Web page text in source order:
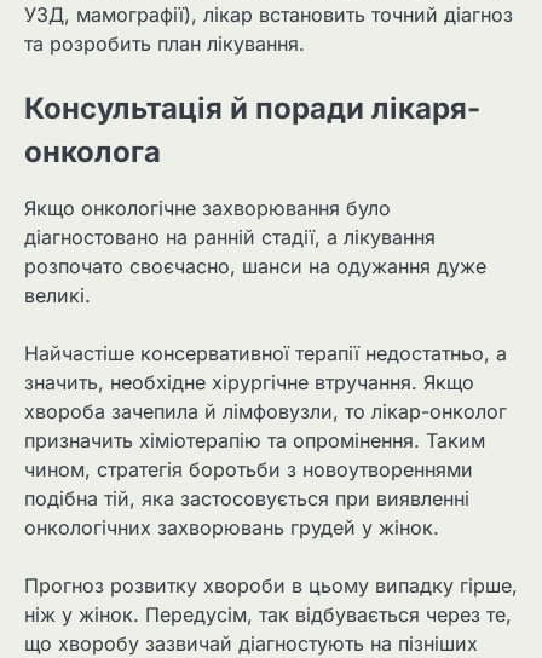
УЗД, мамографії), лікар встановить точний діагноз
та розробить план лікування.
Консультація й поради лікаря-
онколога
Якщо онкологічне захворювання було
діагностовано на ранній стадії, а лікування
розпочато своєчасно, шанси на одужання дуже
великі.
Найчастіше консервативної терапії недостатньо, а
значить, необхідне хірургічне втручання. Якщо
хвороба зачепила й лімфовузли, то лікар-онколог
призначить хіміотерапію та опромінення. Таким
чином, стратегія боротьби з новоутвореннями
подібна тій, яка застосовується при виявленні
онкологічних захворювань грудей у жінок.
Прогноз розвитку хвороби в цьому випадку гірше,
ніж у жінок. Передусім, так відбувається через те,
що хворобу зазвичай діагностують на пізніших